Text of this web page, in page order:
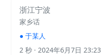
浙江宁波
家乡话
● 于某人
2 秒 · 2024年6月7日 23:23